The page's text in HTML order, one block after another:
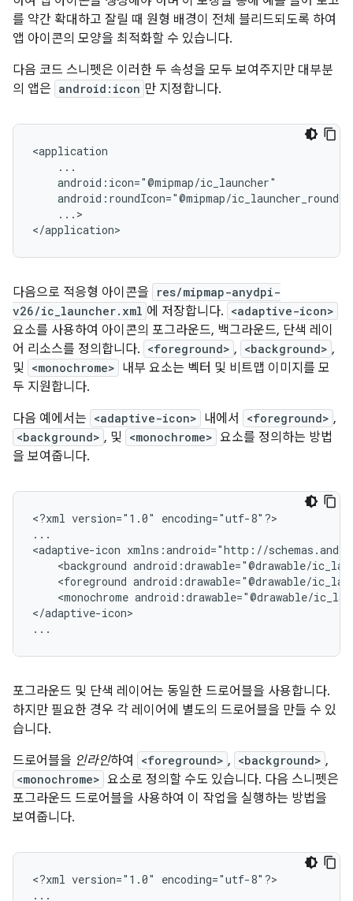
를 약간 확대하고 잘릴 때 원형 배경이 전체 블리드되도록 하여
앱 아이콘의 모양을 최적화할 수 있습니다.
다음 코드 스니펫은 이러한 두 속성을 모두 보여주지만 대부분
의 앱은 android:icon 만 지정합니다.
...>
</application>
다음으로 적응형 아이콘을
res/mipmap-anydpi-
v26/ic_launcher.xml 에 저장합니다. <adaptive-icon>
요소를 사용하여 아이콘의 포그라운드, 백그라운드, 단색 레이
어 리소스를 정의합니다. <foreground> , <background> ,
및 <monochrome> 내부 요소는 벡터 및 비트맵 이미지를 모
두 지원합니다.
다음 예에서는 <adaptive-icon> 내에서 <foreground> ,
<background> , 및 <monochrome> 요소를 정의하는 방법
을 보여줍니다.
<?xml version="1.0"
encoding="utf-8"?>
...
<adaptive-icon
<background android:drawable="@drawable/
<foreground android:drawable="@drawable/
<monochrome android:drawable="@drawable/
</adaptive-icon>
...
포그라운드 및 단색 레이어는 동일한 드로어블을 사용합니다.
하지만 필요한 경우 각 레이어에 별도의 드로어블을 만들 수 있
습니다.
드로어블을 인라인하여 <foreground> , <background> ,
<monochrome> 요소로 정의할 수도 있습니다. 다음 스니펫은
포그라운드 드로어블을 사용하여 이 작업을 실행하는 방법을
보여줍니다.
<?xml version="1.0"
encoding="utf-8"?>
...